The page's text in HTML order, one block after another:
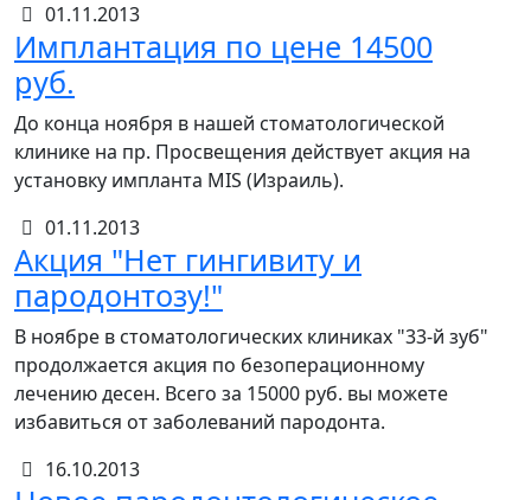
01.11.2013
Имплантация по цене 14500
руб.
До конца ноября в нашей стоматологической
клинике на пр. Просвещения действует акция на
установку импланта MIS (Израиль).
01.11.2013
Акция "Нет гингивиту и
пародонтозу!"
В ноябре в стоматологических клиниках "33-й зуб"
продолжается акция по безоперационному
лечению десен. Всего за 15000 руб. вы можете
избавиться от заболеваний пародонта.
16.10.2013